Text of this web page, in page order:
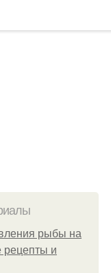
рыбы на
рецепты и